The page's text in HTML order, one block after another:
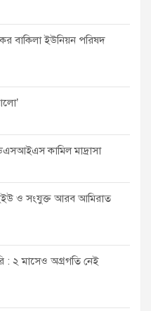
বাকিলা ইউনিয়ন পরিষদ
কামিল মাদ্রাসা
ও সংযুক্ত আরব আমিরাত
: ২ মাসেও অগ্রগতি নেই